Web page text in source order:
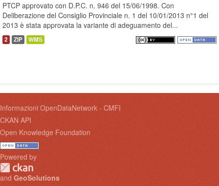
PTCP approvato con D.P.C. n. 946 del 15/06/1998. Con
Deliberazione del Consiglio Provinciale n. 1 del 10/01/2013 n°1 del
2013 è stata approvata la variante di adeguamento del...
2 ZIP WMS
Informazioni OpenDataNetwork - CMFI
CKAN API
Open Knowledge Foundation
Powered by
and GeoSolutions